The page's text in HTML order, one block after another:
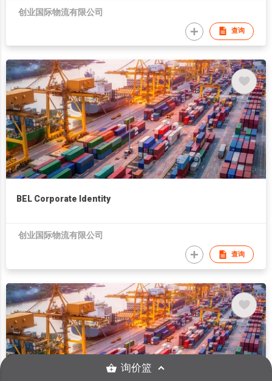
创业国际物流有限公司
查询
BEL Corporate Identity
创业国际物流有限公司
查询
询价篮